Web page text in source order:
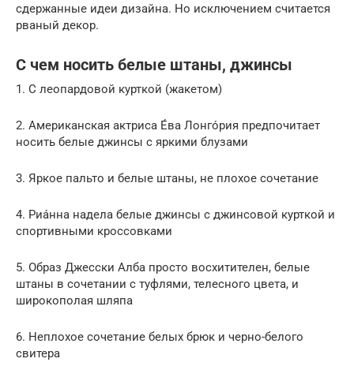
сдержанные идеи дизайна. Но исключением считается
рваный декор.
С чем носить белые штаны, джинсы
1. С леопардовой курткой (жакетом)
2. Американская актриса Е́ва Лонго́рия предпочитает
носить белые джинсы с яркими блузами
3. Яркое пальто и белые штаны, не плохое сочетание
4. Риа́нна надела белые джинсы с джинсовой курткой и
спортивными кроссовками
5. Образ Джесски Алба просто восхитителен, белые
штаны в сочетании с туфлями, телесного цвета, и
широкополая шляпа
6. Неплохое сочетание белых брюк и черно-белого
свитера